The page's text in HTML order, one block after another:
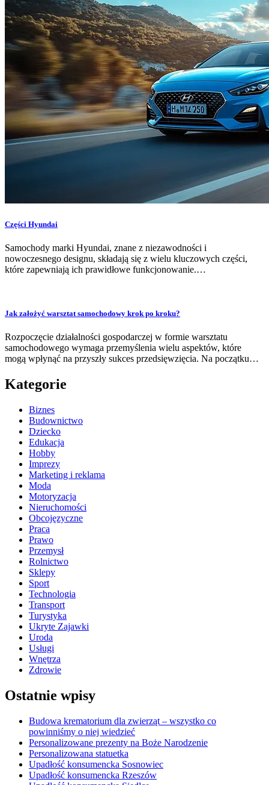
Części Hyundai
Samochody marki Hyundai, znane z niezawodności i
nowoczesnego designu, składają się z wielu kluczowych części,
które zapewniają ich prawidłowe funkcjonowanie.…
Jak założyć warsztat samochodowy krok po kroku?
Rozpoczęcie działalności gospodarczej w formie warsztatu
samochodowego wymaga przemyślenia wielu aspektów, które
mogą wpłynąć na przyszły sukces przedsięwzięcia. Na początku…
Kategorie
Biznes
Budownictwo
Dziecko
Edukacja
Hobby
Imprezy
Marketing i reklama
Moda
Motoryzacja
Nieruchomości
Obcojęzyczne
Praca
Prawo
Przemysł
Rolnictwo
Sklepy
Sport
Technologia
Transport
Turystyka
Ukryte Zajawki
Uroda
Usługi
Wnętrza
Zdrowie
Ostatnie wpisy
Budowa krematorium dla zwierząt – wszystko co
powinniśmy o niej wiedzieć
Personalizowane prezenty na Boże Narodzenie
Personalizowana statuetka
Upadłość konsumencka Sosnowiec
Upadłość konsumencka Rzeszów